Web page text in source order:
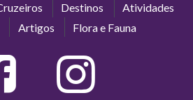
Destinos
Atividades
Artigos Flora e Fauna